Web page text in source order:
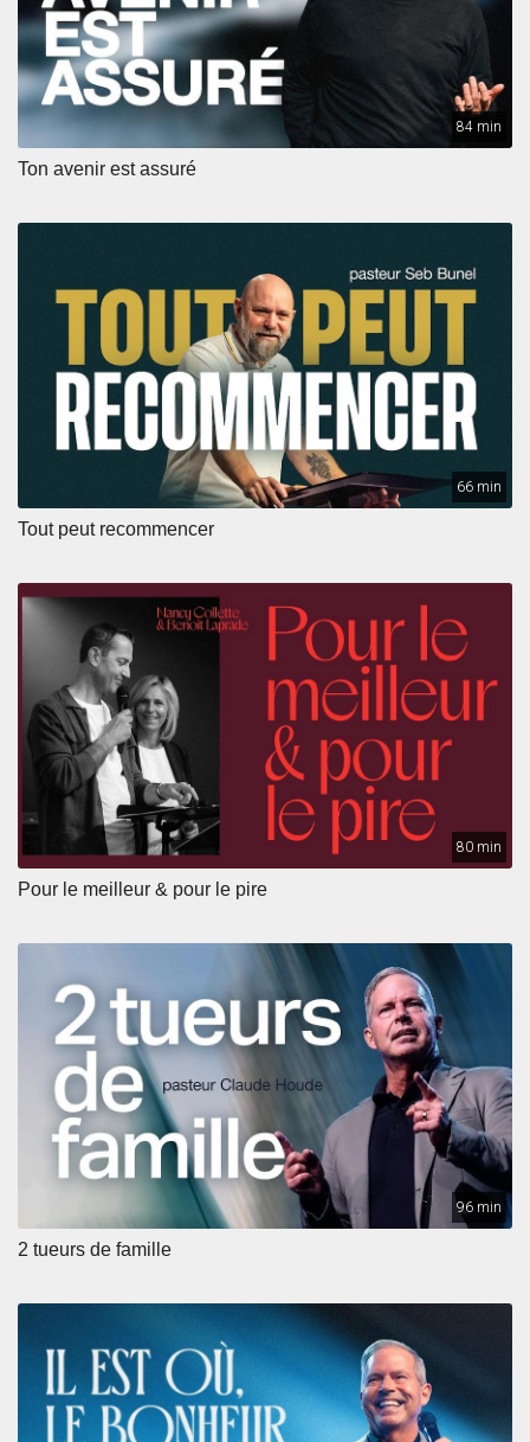
84 min
Ton avenir est assuré
66 min
Tout peut recommencer
80 min
Pour le meilleur & pour le pire
96 min
2 tueurs de famille